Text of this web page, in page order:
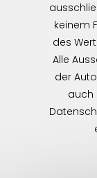
keinem
des
Alle
der
auch